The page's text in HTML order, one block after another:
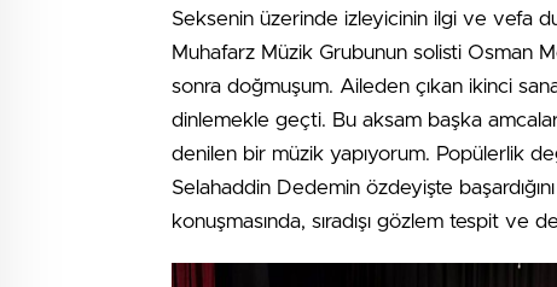
Seksenin üzerinde izleyicinin ilgi ve vefa
Muhafarz Müzik Grubunun solisti Osman
sonra doğmuşum. Aileden çıkan ikinci
dinlemekle geçti. Bu aksam başka
denilen bir müzik yapıyorum. Popülerlik
Selahaddin Dedemin özdeyişte
konuşmasında, sıradışı gözlem tespit ve